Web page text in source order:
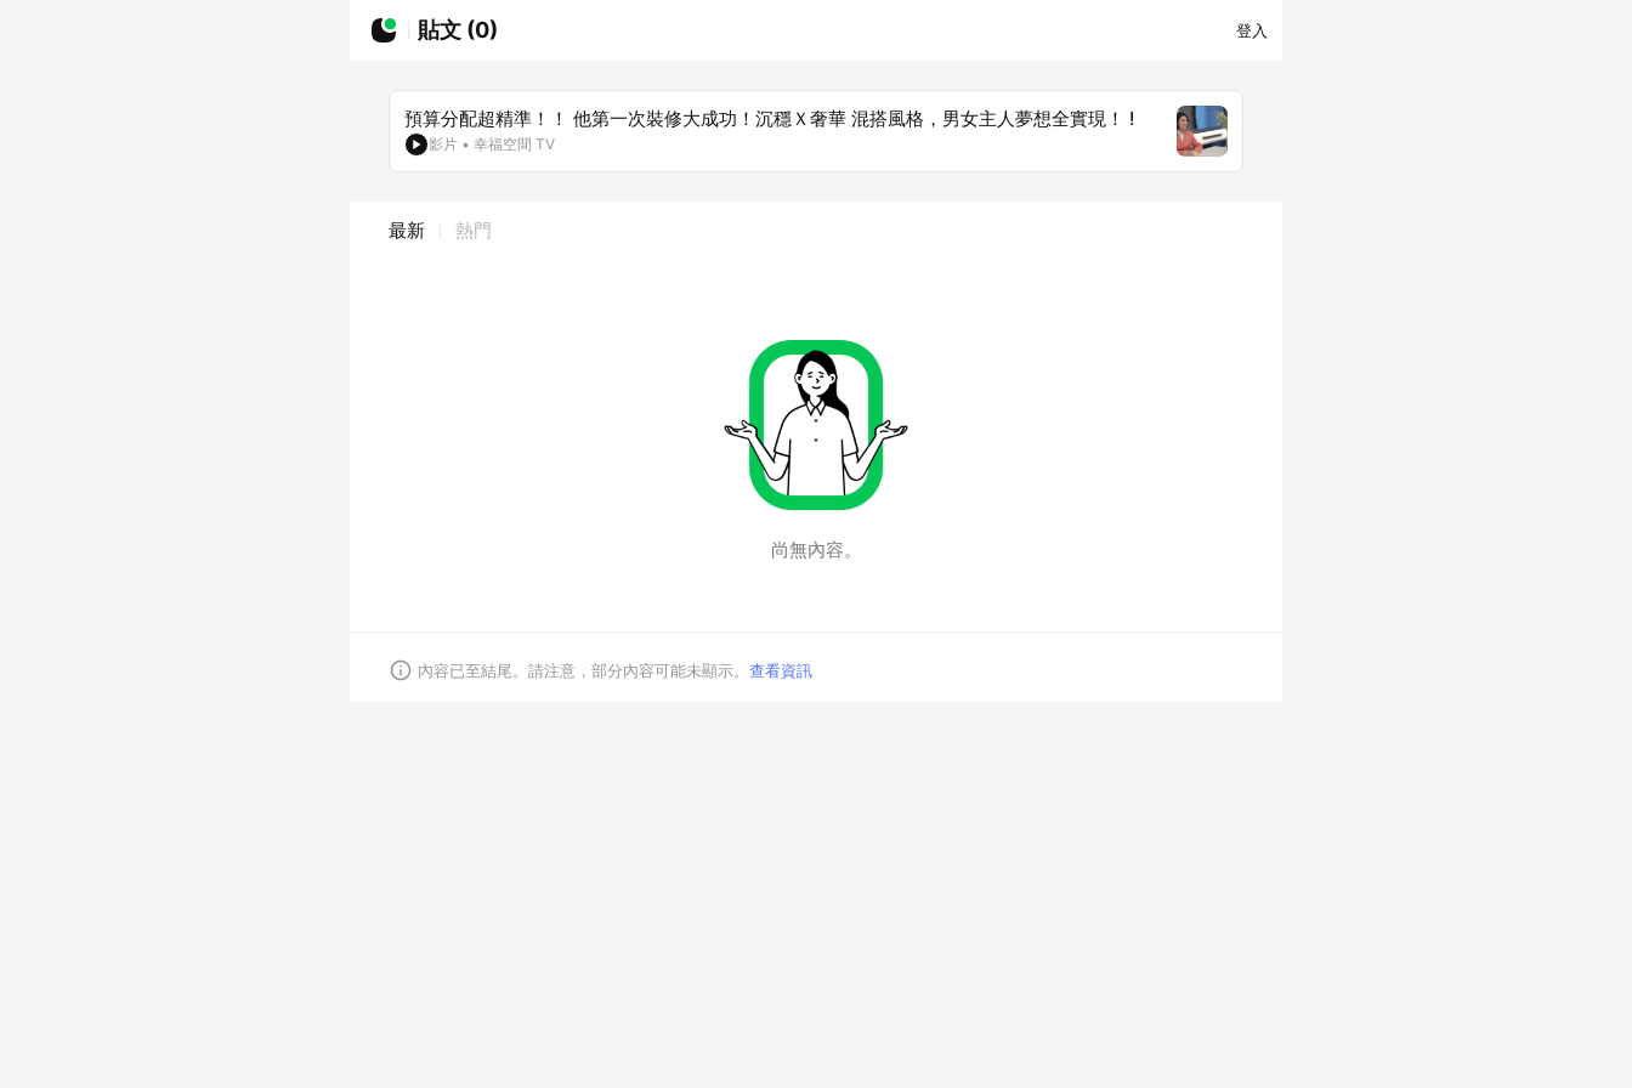
貼文 (0) 登入
預算分配超精準！！ 他第一次裝修大成功！沉穩Ｘ奢華 混搭風格，男女主人夢想全實現！ !
影片 • 幸福空間 TV
最新 熱門
尚無內容。
內容已至結尾。請注意，部分內容可能未顯示。 查看資訊